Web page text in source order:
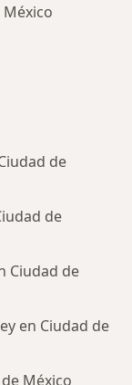
de
de
Ciudad de
en Ciudad de
México